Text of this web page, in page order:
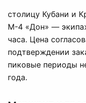
столицу Кубани и
М-4 «Дон» —
часа. Цена
подтверждении
пиковые периоды
года.